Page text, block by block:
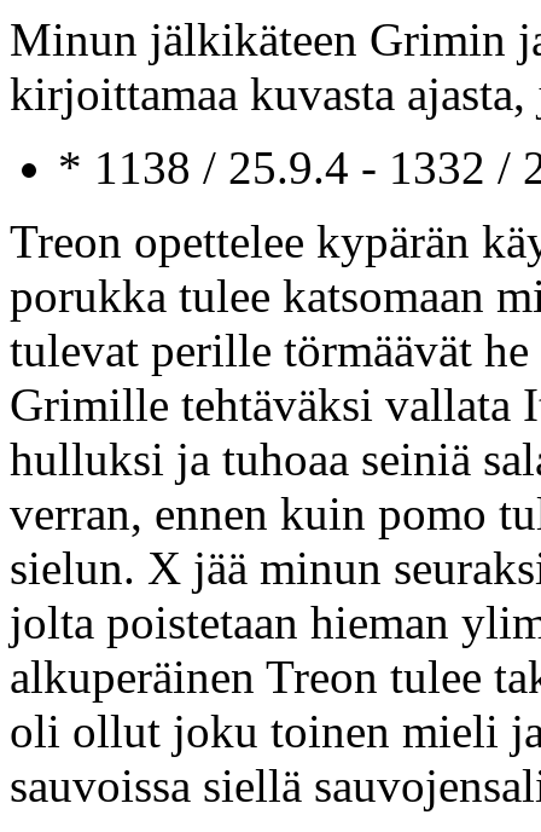
Minun jälkikäteen Grimin
kirjoittamaa kuvasta
* 1138 / 25.9.4 - 1332 /
Treon opettelee kypärän
porukka tulee katsomaan
tulevat perille törmäävät
Grimille tehtäväksi vallata
hulluksi ja tuhoaa seiniä
verran, ennen kuin pomo
sielun. X jää minun
jolta poistetaan hieman
alkuperäinen Treon tulee
oli ollut joku toinen mieli
sauvoissa siellä